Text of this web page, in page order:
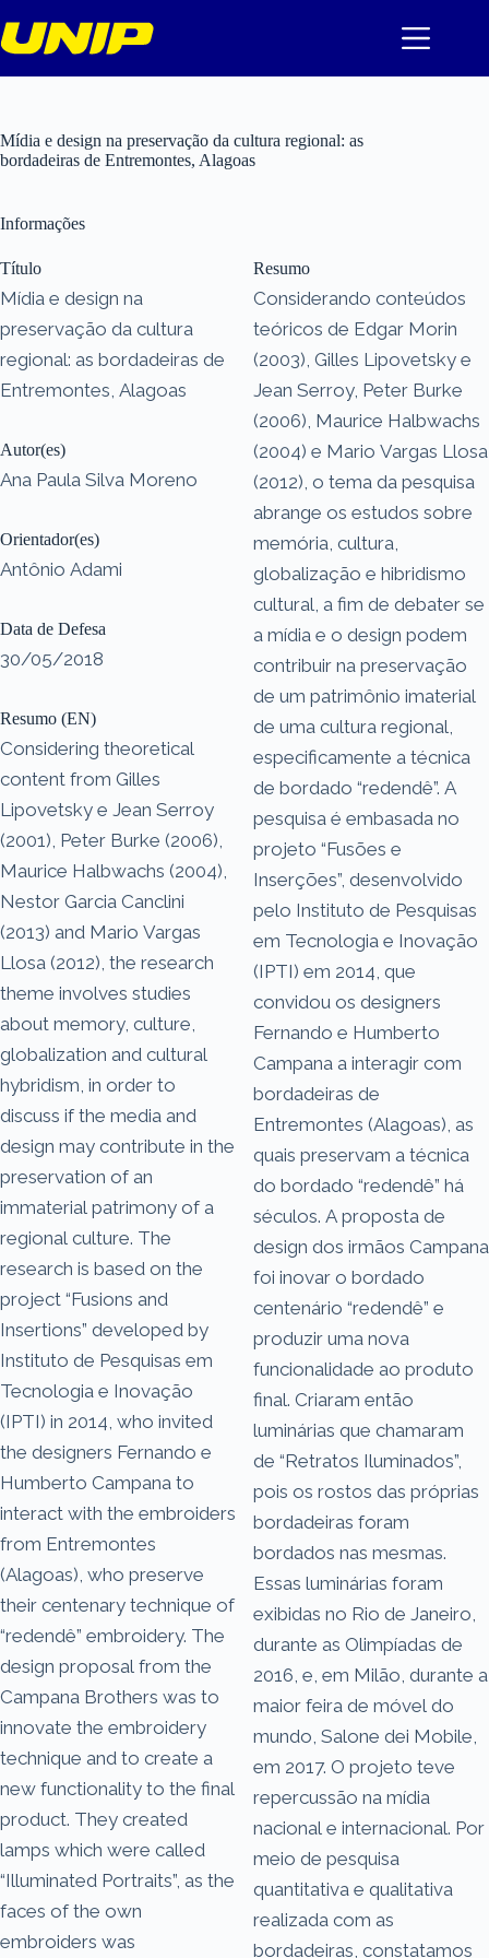
para
o
Mídia e design na preservação da cultura regional: as
bordadeiras de Entremontes, Alagoas
Informações
Título
Mídia e design na
preservação da cultura
regional: as bordadeiras de
Entremontes, Alagoas
Autor(es)
Ana Paula Silva Moreno
Orientador(es)
Antônio Adami
Data de Defesa
30/05/2018
Resumo (EN)
Considering theoretical
content from Gilles
Lipovetsky e Jean Serroy
(2001), Peter Burke (2006),
Maurice Halbwachs (2004),
Nestor Garcia Canclini
(2013) and Mario Vargas
Llosa (2012), the research
theme involves studies
about memory, culture,
globalization and cultural
hybridism, in order to
discuss if the media and
design may contribute in the
preservation of an
immaterial patrimony of a
regional culture. The
research is based on the
project “Fusions and
Insertions” developed by
Instituto de Pesquisas em
Tecnologia e Inovação
(IPTI) in 2014, who invited
the designers Fernando e
Humberto Campana to
interact with the embroiders
from Entremontes
(Alagoas), who preserve
their centenary technique of
“redendê” embroidery. The
design proposal from the
Campana Brothers was to
innovate the embroidery
technique and to create a
new functionality to the final
product. They created
lamps which were called
“Illuminated Portraits”, as the
faces of the own
embroiders was
Resumo
Considerando conteúdos
teóricos de Edgar Morin
(2003), Gilles Lipovetsky e
Jean Serroy, Peter Burke
(2006), Maurice Halbwachs
(2004) e Mario Vargas Llosa
(2012), o tema da pesquisa
abrange os estudos sobre
memória, cultura,
globalização e hibridismo
cultural, a fim de debater se
a mídia e o design podem
contribuir na preservação
de um patrimônio imaterial
de uma cultura regional,
especificamente a técnica
de bordado “redendê”. A
pesquisa é embasada no
projeto “Fusões e
Inserções”, desenvolvido
pelo Instituto de Pesquisas
em Tecnologia e Inovação
(IPTI) em 2014, que
convidou os designers
Fernando e Humberto
Campana a interagir com
bordadeiras de
Entremontes (Alagoas), as
quais preservam a técnica
do bordado “redendê” há
séculos. A proposta de
design dos irmãos Campana
foi inovar o bordado
centenário “redendê” e
produzir uma nova
funcionalidade ao produto
final. Criaram então
luminárias que chamaram
de “Retratos Iluminados”,
pois os rostos das próprias
bordadeiras foram
bordados nas mesmas.
Essas luminárias foram
exibidas no Rio de Janeiro,
durante as Olimpíadas de
2016, e, em Milão, durante a
maior feira de móvel do
mundo, Salone dei Mobile,
em 2017. O projeto teve
repercussão na mídia
nacional e internacional. Por
meio de pesquisa
quantitativa e qualitativa
realizada com as
bordadeiras, constatamos